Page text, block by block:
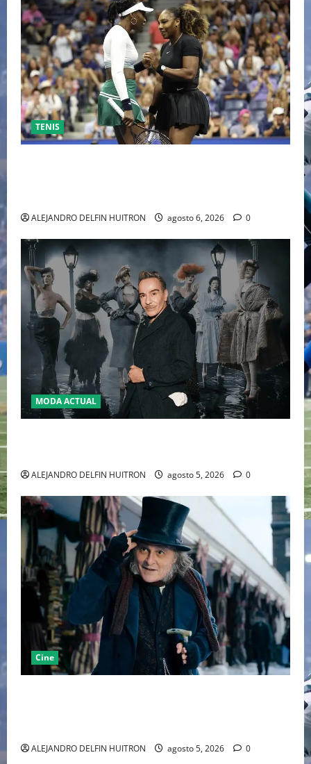
TENIS
ALEJANDRO DELFIN HUITRON agosto 6, 2026 0
MODA ACTUAL
ALEJANDRO DELFIN HUITRON agosto 5, 2026 0
Cine
ALEJANDRO DELFIN HUITRON agosto 5, 2026 0